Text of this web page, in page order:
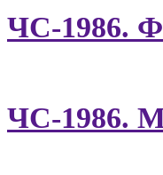
ЧС-1986.
ЧС-1986.